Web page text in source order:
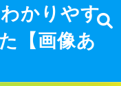
かりやす
【画像あ